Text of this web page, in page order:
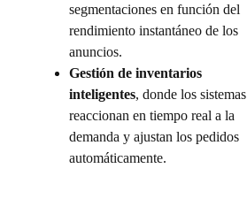
segmentaciones en función del
rendimiento instantáneo de los
anuncios.
Gestión de inventarios
inteligentes, donde los sistemas
reaccionan en tiempo real a la
demanda y ajustan los pedidos
automáticamente.